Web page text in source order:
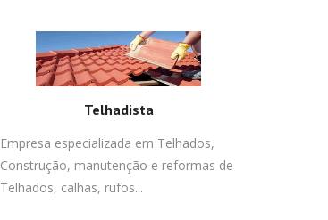
Telhadista
Empresa especializada em Telhados,
Construção, manutenção e reformas de
Telhados, calhas, rufos...